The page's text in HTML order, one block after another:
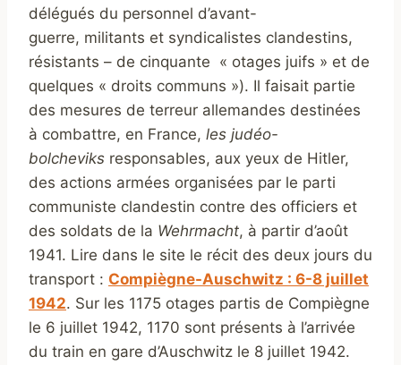
délégués du personnel d’avant-
guerre, militants et syndicalistes clandestins,
résistants – de cinquante « otages juifs » et de
quelques « droits communs »). Il faisait partie
des mesures de terreur allemandes destinées
à combattre, en France, les judéo-
bolcheviks responsables, aux yeux de Hitler,
des actions armées organisées par le parti
communiste clandestin contre des officiers et
des soldats de la Wehrmacht, à partir d’août
1941. Lire dans le site le récit des deux jours du
transport : Compiègne-Auschwitz : 6-8 juillet
1942. Sur les 1175 otages partis de Compiègne
le 6 juillet 1942, 1170 sont présents à l’arrivée
du train en gare d’Auschwitz le 8 juillet 1942.